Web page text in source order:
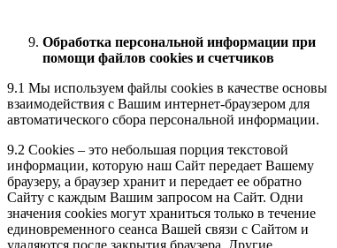
Обработка персональной информации при
помощи файлов cookies и счетчиков
9.1 Мы используем файлы cookies в качестве основы
взаимодействия с Вашим интернет-браузером для
автоматического сбора персональной информации.
9.2 Cookies – это небольшая порция текстовой
информации, которую наш Сайт передает Вашему
браузеру, а браузер хранит и передает ее обратно
Сайту с каждым Вашим запросом на Сайт. Одни
значения cookies могут храниться только в течение
единовременного сеанса Вашей связи с Сайтом и
удаляются после закрытия браузера. Другие,